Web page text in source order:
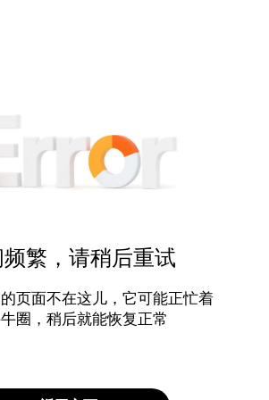
繁，请稍后重试
页面不在这儿，它可能正忙着
圈，稍后就能恢复正常